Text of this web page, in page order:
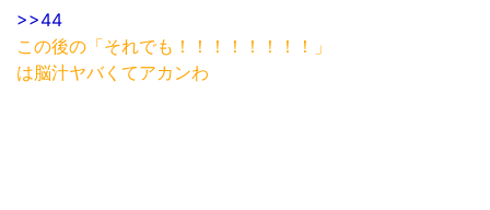
>>44
この後の「それでも！！！！！！！！」
は脳汁ヤバくてアカンわ